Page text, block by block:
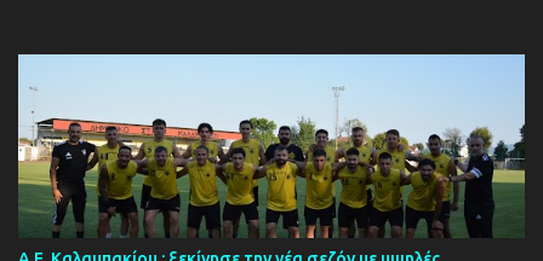
έχουν ως νέο προπονητή τον Μαροκινό πρώην σταρ του ΠΑΟΚ και
της Νάπολι Ομάρ Ελ Καντουρί! Η αποστολή της Κ19 του ΠΑΟΚ ,
αφού ολοκλήρωσε το πρώτο μέρος των προπονήσεων στη Σουρωτή,
μετακόμισε στη Δράμα όπου θα παραμείνει έως τις 4 Αυγούστου.
Στο διάστημα της παραμονής της στον Βώλακα, η ομάδα θα δώσει
τα πρώτα της φιλικά παιχνίδια απέναντι στην τοπική ομάδα και